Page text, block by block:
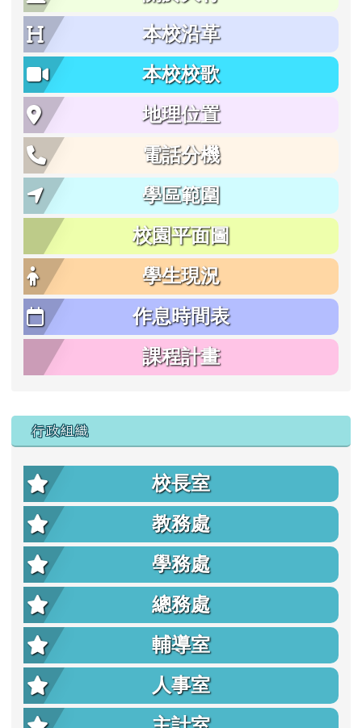
本校沿革
本校校歌
地理位置
電話分機
學區範圍
校園平面圖
學生現況
作息時間表
課程計畫
行政組織
校長室
教務處
學務處
總務處
輔導室
人事室